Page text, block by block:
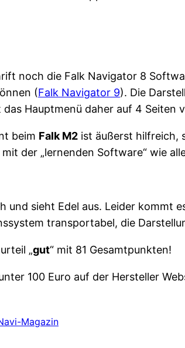
noch die Falk Navigator 8
(Falk Navigator 9). Die
Hauptmenü daher auf 4
beim Falk M2 ist äußerst hilfreich,
der „lernenden Software“ wie
und sieht Edel aus. Leider kommt
transportabel, die
„gut“ mit 81 Gesamtpunkten!
100 Euro auf der Hersteller
Magazin